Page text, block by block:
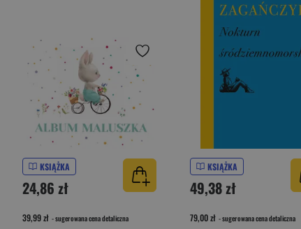
KSIĄŻKA
24,86 zł
39,99 zł - sugerowana cena detaliczna
KSIĄŻKA
49,38 zł
79,00 zł - sugerowana cena detaliczna